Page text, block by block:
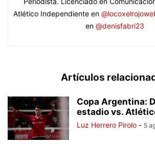
Atlético Independiente en
en @denisfabri23
Artículos
Copa Argentina:
estadio vs.
Luz Herrero Pirolo - 5